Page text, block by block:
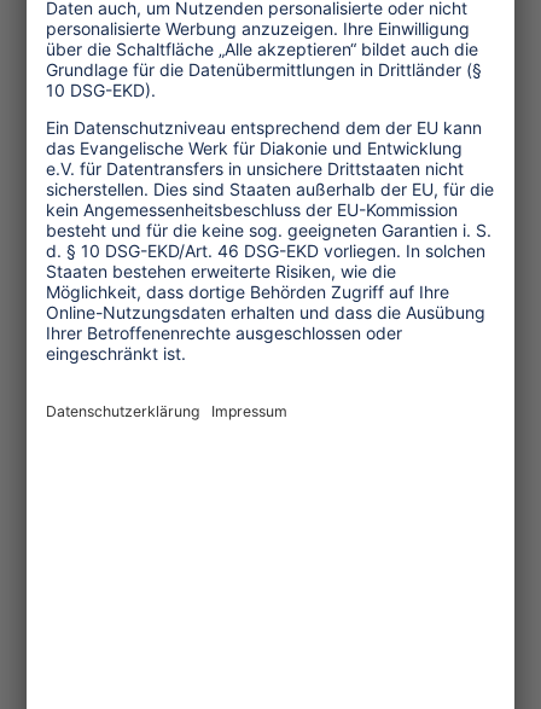
die Risiken des Inlandstourismus
für traditionelle Gemeinschaften
momentan größer
...mehr
Kurzinformationen,
Literatur und Materialien